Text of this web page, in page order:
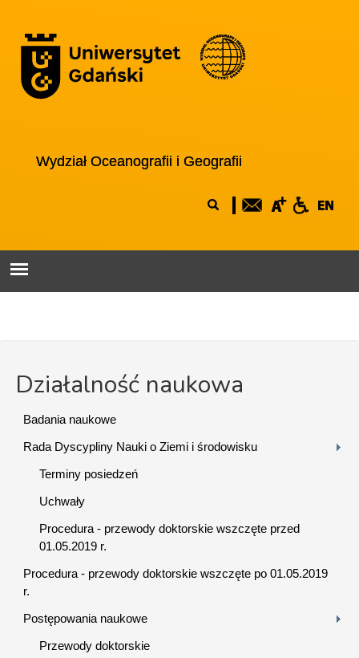
Wydział Oceanografii i Geografii
wyszukiwania
Działalność naukowa
Badania naukowe
Rada Dyscypliny Nauki o Ziemi i środowisku
Terminy posiedzeń
Uchwały
Procedura - przewody doktorskie wszczęte przed
01.05.2019 r.
Procedura - przewody doktorskie wszczęte po 01.05.2019
r.
Postępowania naukowe
Przewody doktorskie